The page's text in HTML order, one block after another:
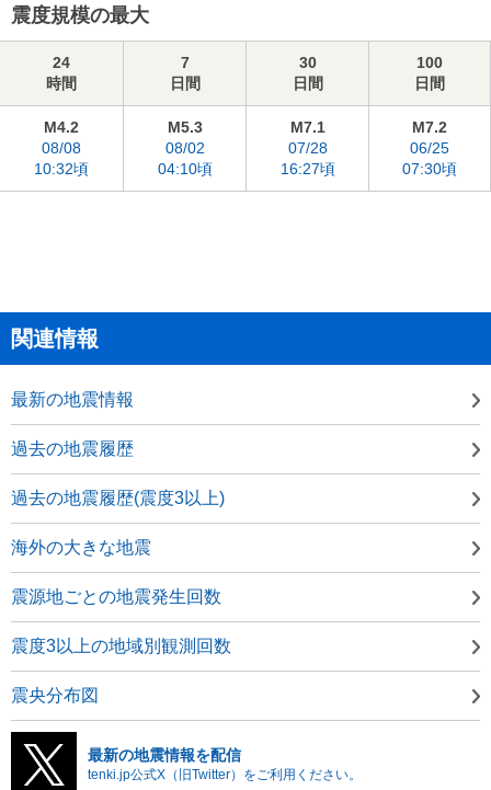
震度規模の最大
24
時間
7
日間
30
日間
100
日間
M4.2
08/08
10:32頃
M5.3
08/02
04:10頃
M7.1
07/28
16:27頃
M7.2
06/25
07:30頃
関連情報
最新の地震情報
過去の地震履歴
過去の地震履歴(震度3以上)
海外の大きな地震
震源地ごとの地震発生回数
震度3以上の地域別観測回数
震央分布図
最新の地震情報を配信
tenki.jp公式X（旧Twitter）をご利用ください。